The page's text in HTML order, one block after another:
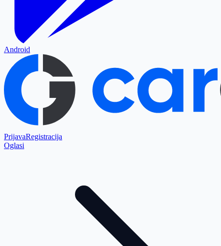
Android
PrijavaRegistracija
Oglasi